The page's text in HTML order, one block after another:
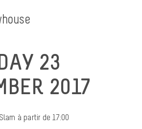
23
2017
à partir de 17:00